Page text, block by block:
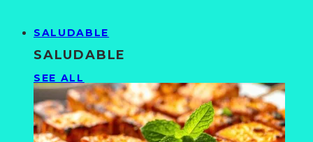
SALUDABLE
SALUDABLE
SEE ALL